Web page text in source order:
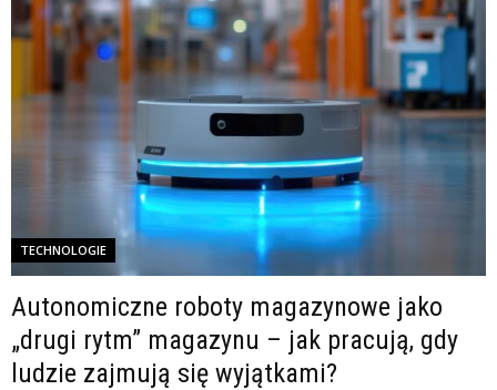
TECHNOLOGIE
Autonomiczne roboty magazynowe jako
„drugi rytm” magazynu – jak pracują, gdy
ludzie zajmują się wyjątkami?